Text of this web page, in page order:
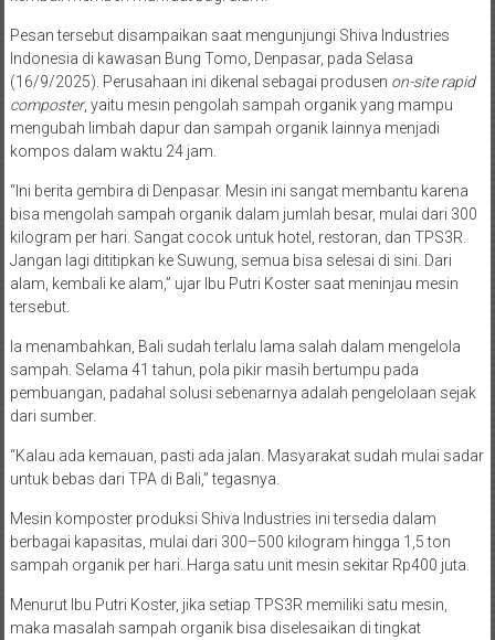
Pesan tersebut disampaikan saat mengunjungi Shiva Industries
Indonesia di kawasan Bung Tomo, Denpasar, pada Selasa
(16/9/2025). Perusahaan ini dikenal sebagai produsen on-site rapid
composter, yaitu mesin pengolah sampah organik yang mampu
mengubah limbah dapur dan sampah organik lainnya menjadi
kompos dalam waktu 24 jam.
“Ini berita gembira di Denpasar. Mesin ini sangat membantu karena
bisa mengolah sampah organik dalam jumlah besar, mulai dari 300
kilogram per hari. Sangat cocok untuk hotel, restoran, dan TPS3R.
Jangan lagi dititipkan ke Suwung, semua bisa selesai di sini. Dari
alam, kembali ke alam,” ujar Ibu Putri Koster saat meninjau mesin
tersebut.
Ia menambahkan, Bali sudah terlalu lama salah dalam mengelola
sampah. Selama 41 tahun, pola pikir masih bertumpu pada
pembuangan, padahal solusi sebenarnya adalah pengelolaan sejak
dari sumber.
“Kalau ada kemauan, pasti ada jalan. Masyarakat sudah mulai sadar
untuk bebas dari TPA di Bali,” tegasnya.
Mesin komposter produksi Shiva Industries ini tersedia dalam
berbagai kapasitas, mulai dari 300–500 kilogram hingga 1,5 ton
sampah organik per hari. Harga satu unit mesin sekitar Rp400 juta.
Menurut Ibu Putri Koster, jika setiap TPS3R memiliki satu mesin,
maka masalah sampah organik bisa diselesaikan di tingkat